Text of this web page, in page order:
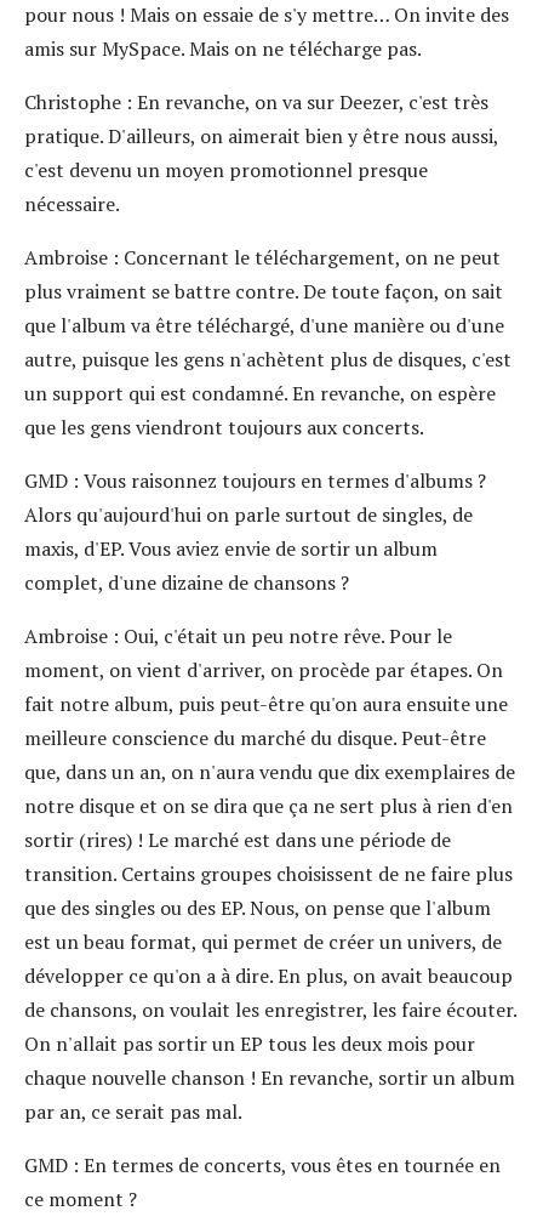
pour nous ! Mais on essaie de s'y mettre… On invite des
amis sur MySpace. Mais on ne télécharge pas.
Christophe : En revanche, on va sur Deezer, c'est très
pratique. D'ailleurs, on aimerait bien y être nous aussi,
c'est devenu un moyen promotionnel presque
nécessaire.
Ambroise : Concernant le téléchargement, on ne peut
plus vraiment se battre contre. De toute façon, on sait
que l'album va être téléchargé, d'une manière ou d'une
autre, puisque les gens n'achètent plus de disques, c'est
un support qui est condamné. En revanche, on espère
que les gens viendront toujours aux concerts.
GMD : Vous raisonnez toujours en termes d'albums ?
Alors qu'aujourd'hui on parle surtout de singles, de
maxis, d'EP. Vous aviez envie de sortir un album
complet, d'une dizaine de chansons ?
Ambroise : Oui, c'était un peu notre rêve. Pour le
moment, on vient d'arriver, on procède par étapes. On
fait notre album, puis peut-être qu'on aura ensuite une
meilleure conscience du marché du disque. Peut-être
que, dans un an, on n'aura vendu que dix exemplaires de
notre disque et on se dira que ça ne sert plus à rien d'en
sortir (rires) ! Le marché est dans une période de
transition. Certains groupes choisissent de ne faire plus
que des singles ou des EP. Nous, on pense que l'album
est un beau format, qui permet de créer un univers, de
développer ce qu'on a à dire. En plus, on avait beaucoup
de chansons, on voulait les enregistrer, les faire écouter.
On n'allait pas sortir un EP tous les deux mois pour
chaque nouvelle chanson ! En revanche, sortir un album
par an, ce serait pas mal.
GMD : En termes de concerts, vous êtes en tournée en
ce moment ?